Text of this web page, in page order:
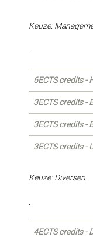
Keuze:
6ECTS credits -
3ECTS credits -
3ECTS credits -
3ECTS credits -
Keuze: Diversen
4ECTS credits -